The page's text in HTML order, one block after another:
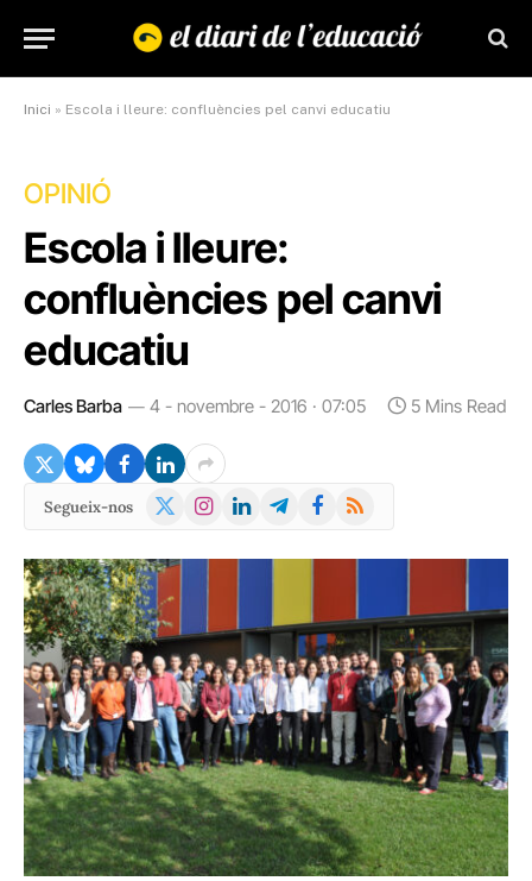
Inici » Escola i lleure: confluències pel canvi educatiu
OPINIÓ
Escola i lleure:
confluències pel canvi
educatiu
Carles Barba 4 - novembre - 2016 · 07:05 5 Mins Read
Segueix-nos
X
Instagram
LinkedInTelegramFacebook
RSS